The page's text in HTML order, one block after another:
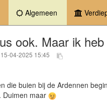
Algemeen (current)
ook. Maar ik
04-2025 15:45
die buien bij de Ardennen
Duimen maar